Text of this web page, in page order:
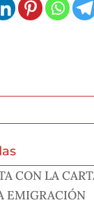
CON LA
EMIGRACIÓN